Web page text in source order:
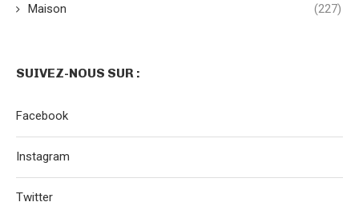
Maison (227)
SUIVEZ-NOUS SUR :
Facebook
Instagram
Twitter